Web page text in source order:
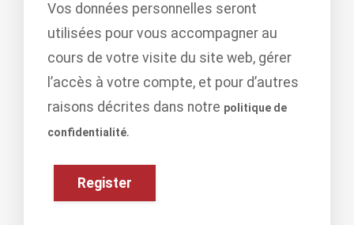
Vos données personnelles seront
utilisées pour vous accompagner au
cours de votre visite du site web, gérer
l’accès à votre compte, et pour d’autres
raisons décrites dans notre politique de
confidentialité.